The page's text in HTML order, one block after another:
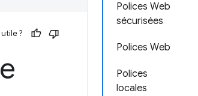
Polices Web
sécurisées
Polices Web
Polices
locales
?